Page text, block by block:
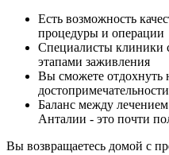
Есть возможность
процедуры и операции
Специалисты клиники
этапами заживления
Вы сможете отдохнуть
достопримечательности
Баланс между
Анталии - это почти
Вы возвращаетесь домой с